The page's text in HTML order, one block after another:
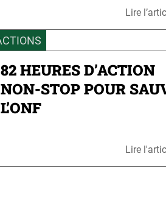
Lire
82 HEURES D’ACTION
NON-STOP POUR
L’ONF
Lire